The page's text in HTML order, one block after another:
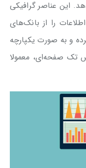
این عناصر گرافیکی
را از بانک‌های
و به صورت یکپارچه
تک صفحه‌ای، معمولا